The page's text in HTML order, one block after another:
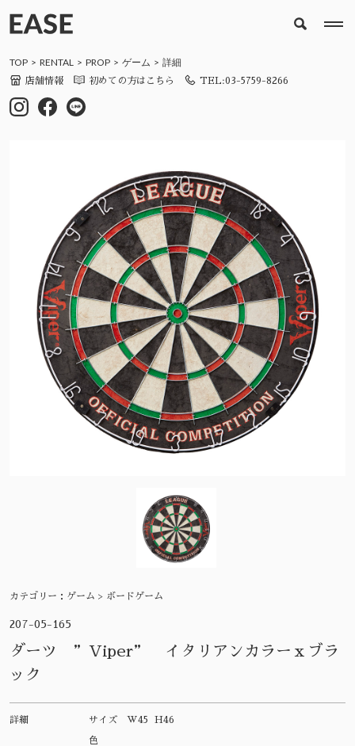
TOP RENTAL PROP ゲーム 詳細
店舗情報 初めての方はこちら TEL:03-5759-8266
カテゴリー： ゲーム > ボードゲーム
207-05-165
ダーツ ”Viper” イタリアンカラーｘブラ
ック
詳細 サイズ W45 H46
色